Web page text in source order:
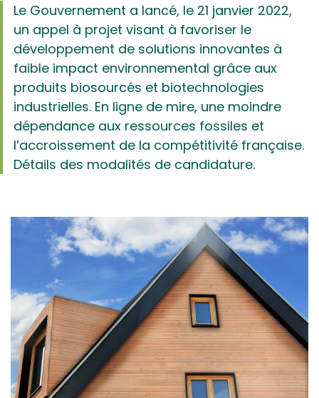
Le Gouvernement a lancé, le 21 janvier 2022,
un appel à projet visant à favoriser le
développement de solutions innovantes à
faible impact environnemental grâce aux
produits biosourcés et biotechnologies
industrielles. En ligne de mire, une moindre
dépendance aux ressources fossiles et
l’accroissement de la compétitivité française.
Détails des modalités de candidature.